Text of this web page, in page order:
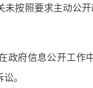
按照要求主动公
政府信息公开工
。